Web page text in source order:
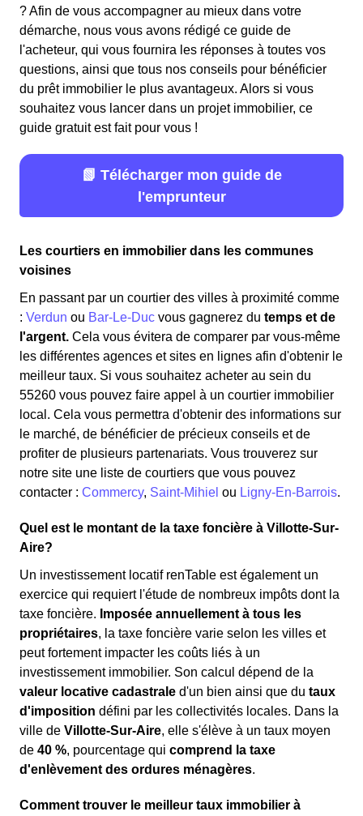
? Afin de vous accompagner au mieux dans votre
démarche, nous vous avons rédigé ce guide de
l'acheteur, qui vous fournira les réponses à toutes vos
questions, ainsi que tous nos conseils pour bénéficier
du prêt immobilier le plus avantageux. Alors si vous
souhaitez vous lancer dans un projet immobilier, ce
guide gratuit est fait pour vous !
📗 Télécharger mon guide de
l'emprunteur
Les courtiers en immobilier dans les communes
voisines
En passant par un courtier des villes à proximité comme
: Verdun ou Bar-Le-Duc vous gagnerez du temps et de
l'argent. Cela vous évitera de comparer par vous-même
les différentes agences et sites en lignes afin d'obtenir le
meilleur taux. Si vous souhaitez acheter au sein du
55260 vous pouvez faire appel à un courtier immobilier
local. Cela vous permettra d'obtenir des informations sur
le marché, de bénéficier de précieux conseils et de
profiter de plusieurs partenariats. Vous trouverez sur
notre site une liste de courtiers que vous pouvez
contacter : Commercy, Saint-Mihiel ou Ligny-En-Barrois.
Quel est le montant de la taxe foncière à Villotte-Sur-
Aire?
Un investissement locatif renTable est également un
exercice qui requiert l'étude de nombreux impôts dont la
taxe foncière. Imposée annuellement à tous les
propriétaires, la taxe foncière varie selon les villes et
peut fortement impacter les coûts liés à un
investissement immobilier. Son calcul dépend de la
valeur locative cadastrale d'un bien ainsi que du taux
d'imposition défini par les collectivités locales. Dans la
ville de Villotte-Sur-Aire, elle s'élève à un taux moyen
de 40 %, pourcentage qui comprend la taxe
d'enlèvement des ordures ménagères.
Comment trouver le meilleur taux immobilier à